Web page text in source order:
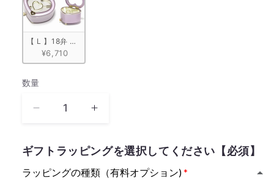
【 L 】18弁 ハート型宝石箱　ピンク
¥6,710
数
数量
タ
モ
《カ
タ
モ
ギフトラッピングを選択してください【必須】
ラッピングの種類（有料オプション)